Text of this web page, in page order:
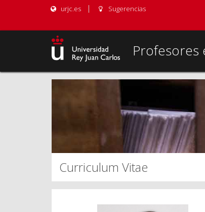
urjc.es Sugerencias
Profesores
Curriculum Vitae